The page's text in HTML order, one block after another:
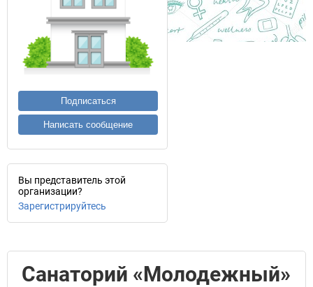
Подписаться
Написать сообщение
Вы представитель этой
организации?
Зарегистрируйтесь
Санаторий «Молодежный»